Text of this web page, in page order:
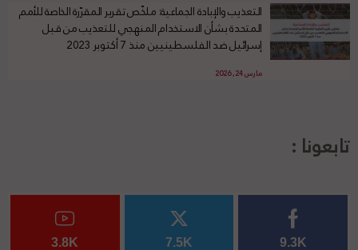
التعذيب والإبادة الجماعية: ملخّص تقرير المقرّرة الخاصة للأمم
المتحدة بشأن الاستخدام المنهجي للتعذيب من قبل
إسرائيل ضد الفلسطينيين منذ 7 أكتوبر 2023
مارس 24, 2026
تابعونا :
9.3K
7.5K
3.8K